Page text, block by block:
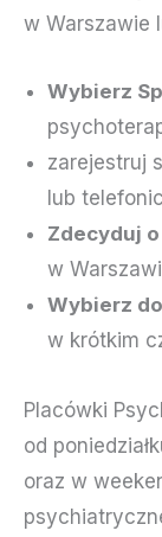
w Warszawie
Wybierz
zarejestruj
lub
Zdecyduj
w
Wybierz
w krótkim
Placówki
od
oraz w